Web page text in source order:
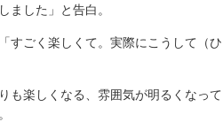
ました」と告白。
すごく楽しくて。実際にこうして（ひ
も楽しくなる、雰囲気が明るくなって